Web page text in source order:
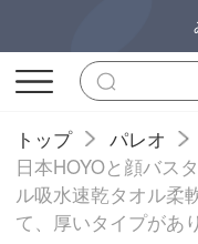
トップ
パレオ
日本HOYOと顔バス
ル吸水速乾タオル柔
て、厚いタイプがあ